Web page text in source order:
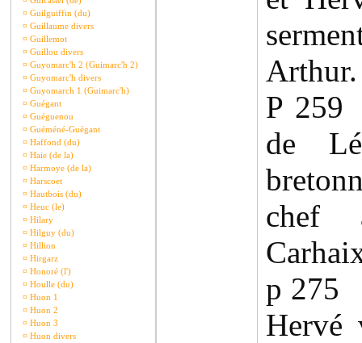
¤ Guilguiffin (du)
¤ Guillaume divers
¤ Guillemot
¤ Guillou divers
¤ Guyomarc'h 2 (Guimarc'h 2)
¤ Guyomarc'h divers
¤ Guyomarch 1 (Guimarc'h)
¤ Guégant
¤ Guéguenou
¤ Guéméné-Guégant
¤ Haffond (du)
¤ Haie (de la)
¤ Harmoye (de la)
¤ Harscoet
¤ Hautbois (du)
¤ Heuc (le)
¤ Hilary
¤ Hilguy (du)
¤ Hillion
¤ Hirgarz
¤ Honoré (l')
¤ Houlle (du)
¤ Huon 1
¤ Huon 2
¤ Huon 3
¤ Huon divers
Arthur.
P
de
chef
p 275
Hervé